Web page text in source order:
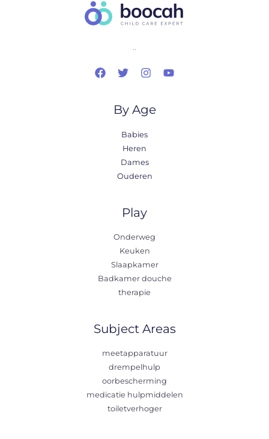
..
By Age
Babies
Heren
Dames
Ouderen
Play
Onderweg
Keuken
Slaapkamer
Badkamer douche
therapie
Subject Areas
meetapparatuur
drempelhulp
oorbescherming
medicatie hulpmiddelen
toiletverhoger